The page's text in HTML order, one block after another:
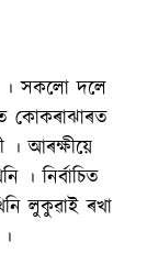
। সকলো দলে
কোকৰাঝাৰত
। আৰক্ষীয়ে
। নিৰ্বাচিত
লুকুৱাই ৰখা